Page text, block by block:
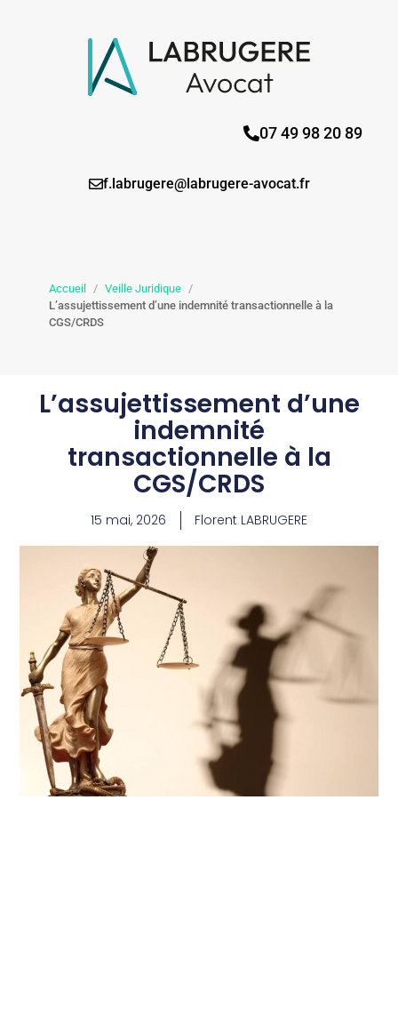
07 49 98 20 89
f.labrugere@labrugere-avocat.fr
Accueil / Veille Juridique /
L’assujettissement d’une indemnité transactionnelle à la
CGS/CRDS
L’assujettissement d’une
indemnité
transactionnelle à la
CGS/CRDS
15 mai, 2026 Florent LABRUGERE